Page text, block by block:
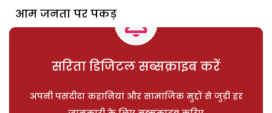
आम जनता पर पकड़
सरिता डिजिटल सब्सक्राइब करें
अपनी पसंदीदा कहानियां और सामाजिक मुद्दों से जुड़ी हर